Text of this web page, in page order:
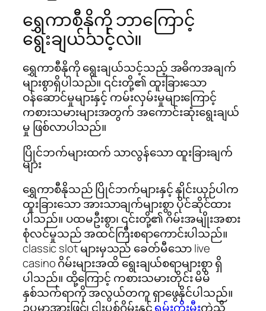
ရွှေကာစီနိုကို ဘာကြောင့်
ရွေးချယ်သင့်လဲ။
ရွှေကာစီနိုကို ရွေးချယ်သင့်သည့် အဓိကအချက်
များစွာရှိပါသည်။ ၎င်းတို့၏ ထူးခြားသော
ဝန်ဆောင်မှုများနှင့် ကမ်းလှမ်းမှုများကြောင့်
ကစားသမားများအတွက် အကောင်းဆုံးရွေးချယ်
မှု ဖြစ်လာပါသည်။
ပြိုင်ဘက်များထက် သာလွန်သော ထူးခြားချက်
များ
ရွှေကာစီနိုသည် ပြိုင်ဘက်များနှင့် နှိုင်းယှဉ်ပါက
ထူးခြားသော အားသာချက်များစွာ ပိုင်ဆိုင်ထား
ပါသည်။ ပထမဦးစွာ၊ ၎င်းတို့၏ ဂိမ်းအမျိုးအစား
စုံလင်မှုသည် အထင်ကြီးစရာကောင်းပါသည်။
classic slot များမှသည် ခေတ်မီသော live
casino ဂိမ်းများအထိ ရွေးချယ်စရာများစွာ ရှိ
ပါသည်။ ထို့ကြောင့် ကစားသမားတိုင်း မိမိ
နှစ်သက်ရာကို အလွယ်တကူ ရှာဖွေနိုင်ပါသည်။
ဥပမာအားဖြင့်၊ ငါးပစ်ဂိမ်းနှင့်ရှမ်းကိုးမီးကဲ့သို့